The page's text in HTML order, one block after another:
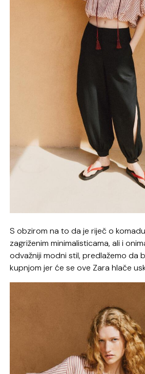
S obzirom na to da je riječ o
zagriženim minimalisticama, ali i
odvažniji modni stil, predlažemo da
kupnjom jer će se ove Zara hlače